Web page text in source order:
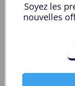
Mes Favoris
Postuler en ligne : 5
8 Décisions
Espace
Soyez les
nouvelles